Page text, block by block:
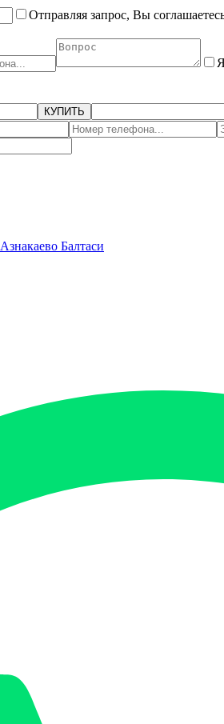
Отправляя запрос, Вы
КУПИТЬ
Азнакаево Балтаси